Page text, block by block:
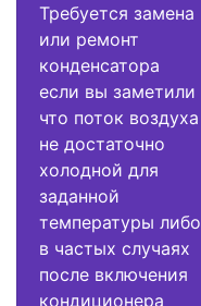
Требуется замена
или ремонт
конденсатора
если вы заметили
что поток воздуха
не достаточно
холодной для
заданной
температуры либо
в частых случаях
после включения
кондиционера